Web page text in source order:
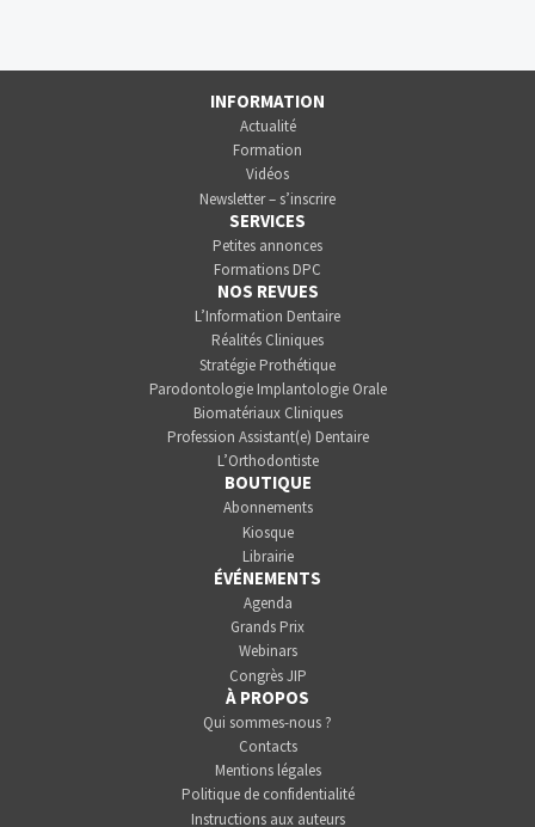
INFORMATION
Actualité
Formation
Vidéos
Newsletter – s’inscrire
SERVICES
Petites annonces
Formations DPC
NOS REVUES
L’Information Dentaire
Réalités Cliniques
Stratégie Prothétique
Parodontologie Implantologie Orale
Biomatériaux Cliniques
Profession Assistant(e) Dentaire
L’Orthodontiste
BOUTIQUE
Abonnements
Kiosque
Librairie
ÉVÉNEMENTS
Agenda
Grands Prix
Webinars
Congrès JIP
À PROPOS
Qui sommes-nous ?
Contacts
Mentions légales
Politique de confidentialité
Instructions aux auteurs